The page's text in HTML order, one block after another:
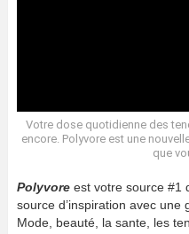
Votre dose quotidienne des
encore. Polyvore est une
que
Polyvore est votre source #1
source d’inspiration avec
Mode, beauté, la sante, les